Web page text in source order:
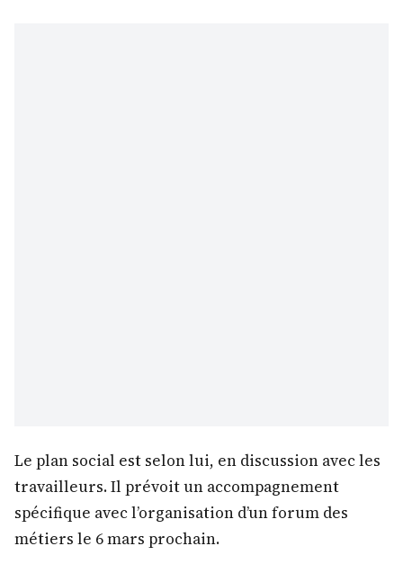
Le plan social est selon lui, en discussion avec les
travailleurs. Il prévoit un accompagnement
spécifique avec l’organisation d’un forum des
métiers le 6 mars prochain.